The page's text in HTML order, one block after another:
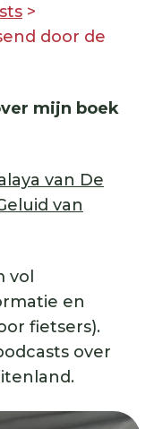
>
door de
mijn boek
van De
van
vol
en
fietsers).
over